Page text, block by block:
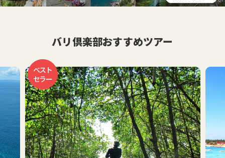
バリ倶楽部おすすめツアー
ベスト
セラー